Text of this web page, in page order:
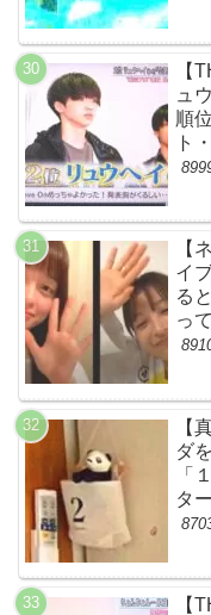
【
ュ
順
ト
め
【
イ
る
っ
レ
【
ダ
「
タ
す
【